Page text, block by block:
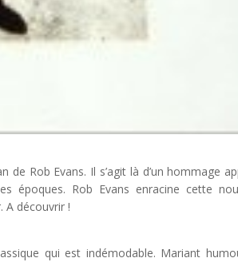
de Rob Evans. Il s’agit là d’un hommage
époques. Rob Evans enracine cette
A découvrir !
qui est indémodable. Mariant